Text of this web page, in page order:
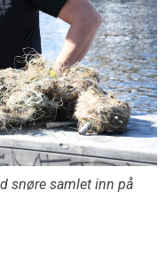
snøre samlet inn på